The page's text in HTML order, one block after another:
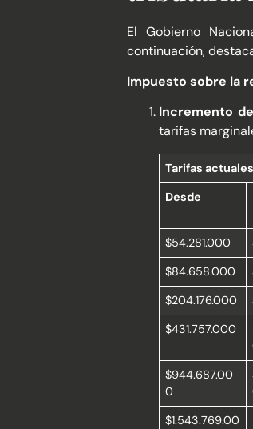
El Gobierno
continuación,
Impuesto sobre la
Incremento
tarifas
Tarifas
Desde
$54.281.000
$84.658.000
$204.176.000
$431.757.000
$944.687.00
0
$1.543.769.00